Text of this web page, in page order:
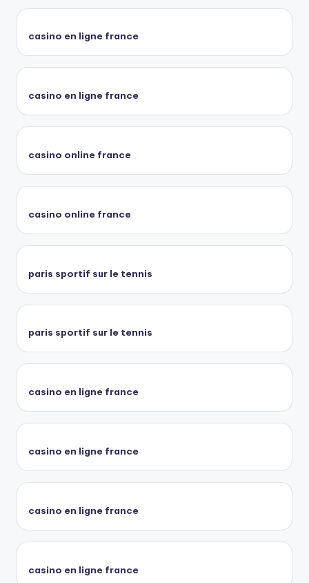
casino en ligne france
casino en ligne france
casino online france
casino online france
paris sportif sur le tennis
paris sportif sur le tennis
casino en ligne france
casino en ligne france
casino en ligne france
casino en ligne france